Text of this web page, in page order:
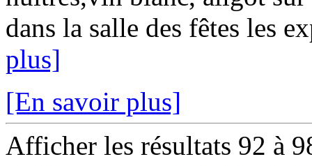
dans la salle des fêtes les
plus]
[En savoir plus]
Afficher les résultats 92 à